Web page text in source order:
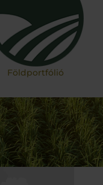
Földportfólió